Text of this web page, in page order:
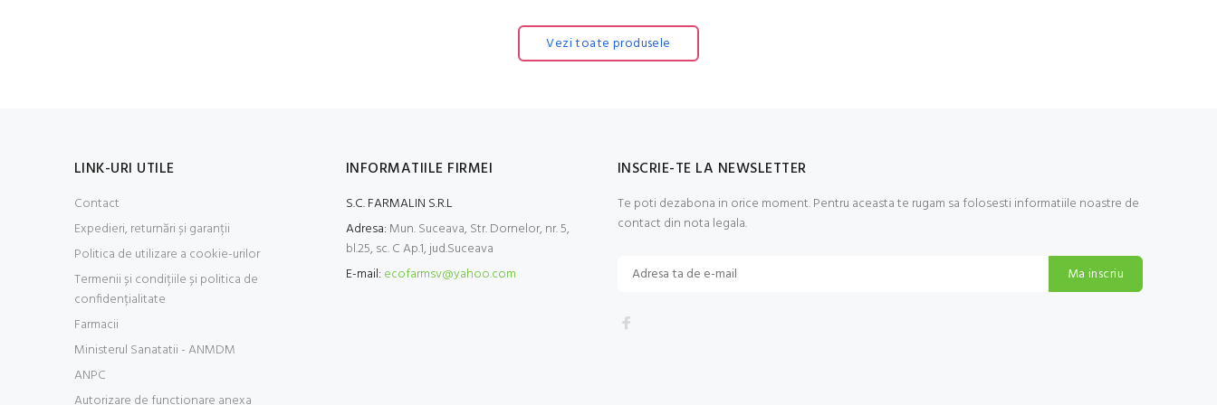
Vezi toate produsele
LINK-URI UTILE
Contact
Expedieri, returnări și garanții
Politica de utilizare a cookie-urilor
Termenii și condițiile și politica de
confidențialitate
Farmacii
Ministerul Sanatatii - ANMDM
ANPC
INFORMATIILE FIRMEI
S.C. FARMALIN S.R.L
Adresa: Mun. Suceava, Str. Dornelor, nr. 5,
bl.25, sc. C Ap.1, jud.Suceava
E-mail: ecofarmsv@yahoo.com
INSCRIE-TE LA NEWSLETTER
Te poti dezabona in orice moment. Pentru aceasta te rugam sa folosesti informatiile noastre de
contact din nota legala.
Ma inscriu